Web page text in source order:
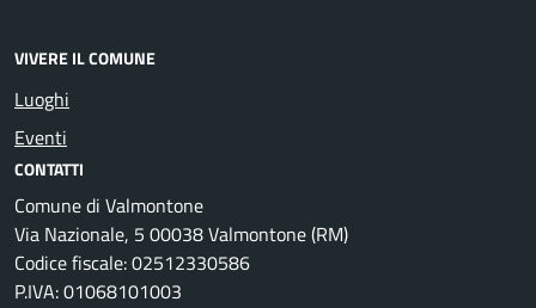
VIVERE IL COMUNE
Luoghi
Eventi
CONTATTI
Comune di Valmontone
Via Nazionale, 5 00038 Valmontone (RM)
Codice fiscale: 02512330586
P.IVA: 01068101003